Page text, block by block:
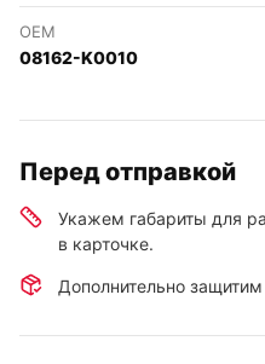
OEM
08162-K0010
Перед отправкой
Укажем габариты для
в карточке.
Дополнительно